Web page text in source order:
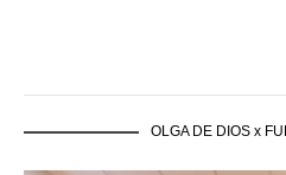
OLGA DE DIOS x